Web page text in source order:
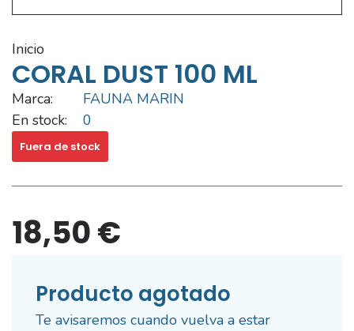
inicio
CORAL DUST 100 ML
Marca:
FAUNA MARIN
En stock:
0
Fuera de stock
18,50 €
Producto agotado
Te avisaremos cuando vuelva a estar